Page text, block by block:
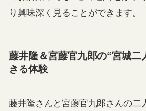
り興味深く見ることができます。
藤井隆＆宮藤官九郎の“宮城二
きる体験
藤井隆さんと宮藤官九郎さんの二